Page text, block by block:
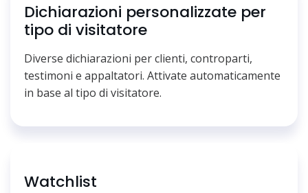
Dichiarazioni personalizzate per
tipo di visitatore
Diverse dichiarazioni per clienti, controparti,
testimoni e appaltatori. Attivate automaticamente
in base al tipo di visitatore.
Watchlist